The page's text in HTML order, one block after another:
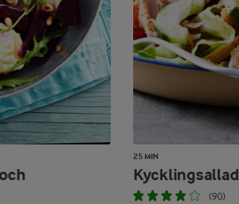
25 MIN
Kycklingsallad
(90)